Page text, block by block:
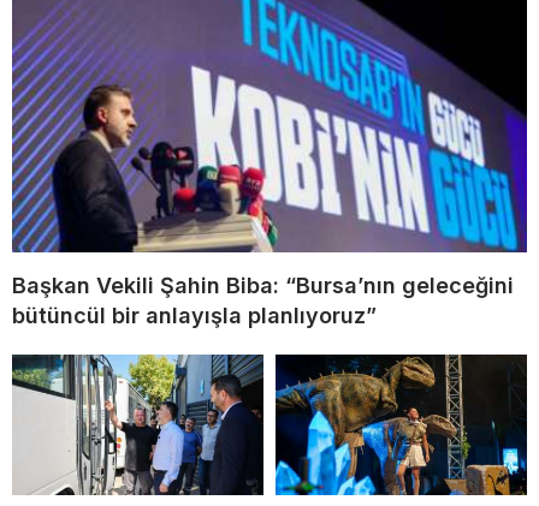
Başkan Vekili Şahin Biba: “Bursa’nın geleceğini
bütüncül bir anlayışla planlıyoruz”